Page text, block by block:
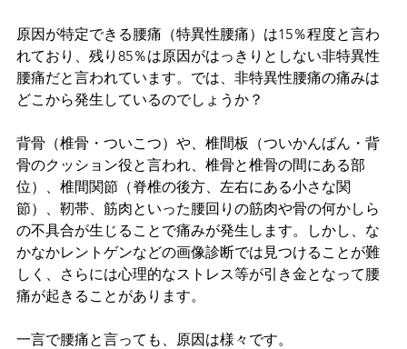
原因が特定できる腰痛（特異性腰痛）は15％程度と言わ
れており、残り85％は原因がはっきりとしない非特異性
腰痛だと言われています。では、非特異性腰痛の痛みは
どこから発生しているのでしょうか？
背骨（椎骨・ついこつ）や、椎間板（ついかんばん・背
骨のクッション役と言われ、椎骨と椎骨の間にある部
位）、椎間関節（脊椎の後方、左右にある小さな関
節）、靭帯、筋肉といった腰回りの筋肉や骨の何かしら
の不具合が生じることで痛みが発生します。しかし、な
かなかレントゲンなどの画像診断では見つけることが難
しく、さらには心理的なストレス等が引き金となって腰
痛が起きることがあります。
一言で腰痛と言っても、原因は様々です。